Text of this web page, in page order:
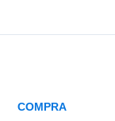
COMPRA